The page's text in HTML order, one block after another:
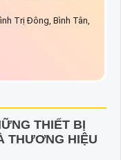
Trị Đông, Bình Tân,
THIẾT BỊ
THƯƠNG HIỆU